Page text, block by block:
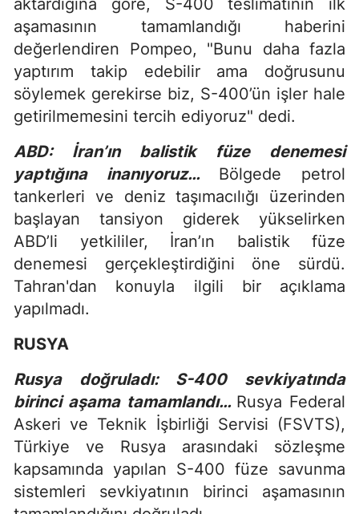
aktardığına göre, S-400 teslimatının ilk
aşamasının tamamlandığı haberini
değerlendiren Pompeo, "Bunu daha fazla
yaptırım takip edebilir ama doğrusunu
söylemek gerekirse biz, S-400’ün işler hale
getirilmemesini tercih ediyoruz" dedi.
ABD: İran’ın balistik füze denemesi
yaptığına inanıyoruz… Bölgede petrol
tankerleri ve deniz taşımacılığı üzerinden
başlayan tansiyon giderek yükselirken
ABD’li yetkililer, İran’ın balistik füze
denemesi gerçekleştirdiğini öne sürdü.
Tahran'dan konuyla ilgili bir açıklama
yapılmadı.
RUSYA
Rusya doğruladı: S-400 sevkiyatında
birinci aşama tamamlandı… Rusya Federal
Askeri ve Teknik İşbirliği Servisi (FSVTS),
Türkiye ve Rusya arasındaki sözleşme
kapsamında yapılan S-400 füze savunma
sistemleri sevkiyatının birinci aşamasının